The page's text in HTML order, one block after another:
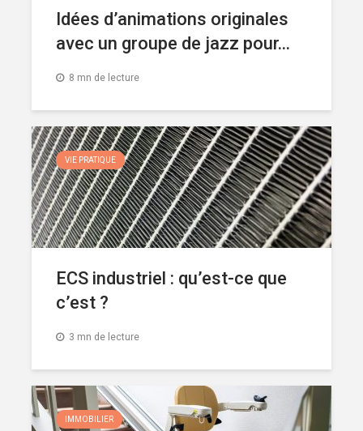
Idées d’animations originales
avec un groupe de jazz pour...
8 mn de lecture
VIE PRATIQUE
ECS industriel : qu’est-ce que
c’est ?
3 mn de lecture
IMMOBILIER